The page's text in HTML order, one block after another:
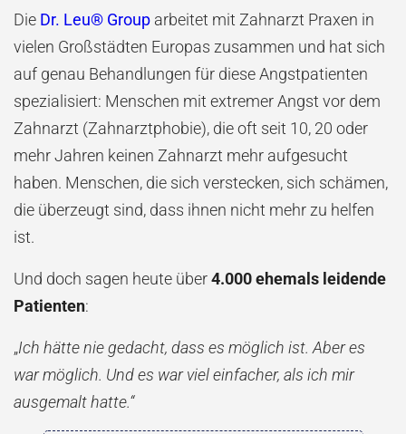
Die Dr. Leu® Group arbeitet mit Zahnarzt Praxen in
vielen Großstädten Europas zusammen und hat sich
auf genau Behandlungen für diese Angstpatienten
spezialisiert: Menschen mit extremer Angst vor dem
Zahnarzt (Zahnarztphobie), die oft seit 10, 20 oder
mehr Jahren keinen Zahnarzt mehr aufgesucht
haben. Menschen, die sich verstecken, sich schämen,
die überzeugt sind, dass ihnen nicht mehr zu helfen
ist.
Und doch sagen heute über 4.000 ehemals leidende
Patienten:
„Ich hätte nie gedacht, dass es möglich ist. Aber es
war möglich. Und es war viel einfacher, als ich mir
ausgemalt hatte.“